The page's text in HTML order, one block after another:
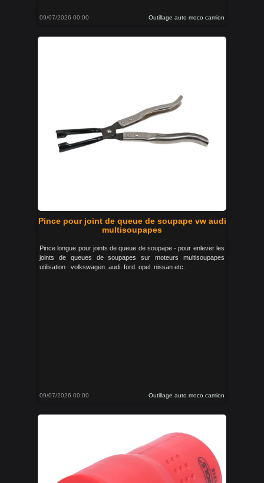
09/07/2026 00:00 Outillage auto moco camion
Pince pour joint de queue de soupape vw audi
multisoupapes
Pince longue pour joints de queue de soupape - pour enlever les
joints de queues de soupapes sur moteurs multisoupapes
utilisation : volkswagen. audi. ford. opel. nissan etc.
09/07/2026 00:00 Outillage auto moco camion